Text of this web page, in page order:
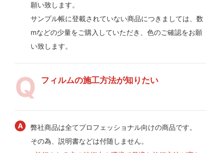
願い致します。
サンプル帳に登載されていない商品につきましては、数
mなどの少量をご購入していただき、色のご確認をお願
い致します。
フィルムの施工方法が知りたい
弊社商品は全てプロフェッショナル向けの商品です。
その為、説明書などは付随しません。